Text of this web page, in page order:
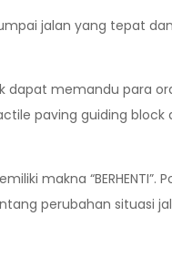
jalan yang tepat
dapat memandu para
paving guiding block
makna “BERHENTI”.
perubahan situasi